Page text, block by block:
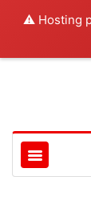
⚠️ Hosting